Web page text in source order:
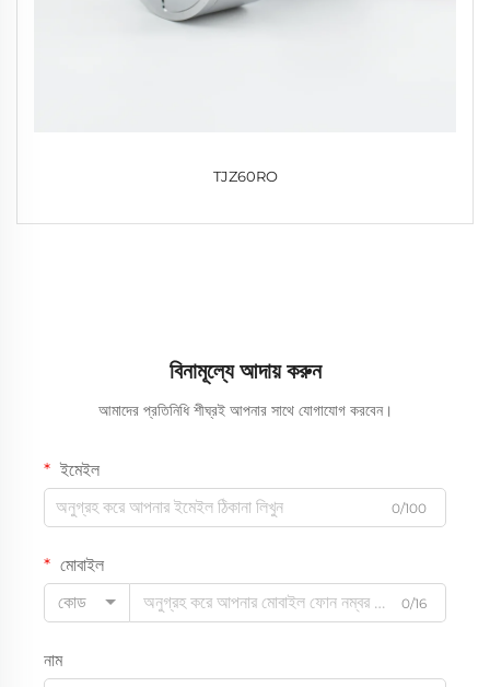
TJZ60RO
বিনামূল্যে আদায় করুন
আমাদের প্রতিনিধি শীঘ্রই আপনার সাথে যোগাযোগ করবেন।
ইমেইল
0/100
মোবাইল
কোড
0/16
নাম